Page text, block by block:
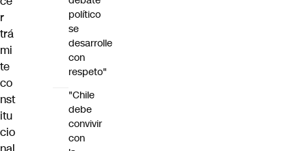
r
trá
mi
te
co
nst
itu
cio
político
se
desarrolle
con
respeto"
"Chile
debe
convivir
con